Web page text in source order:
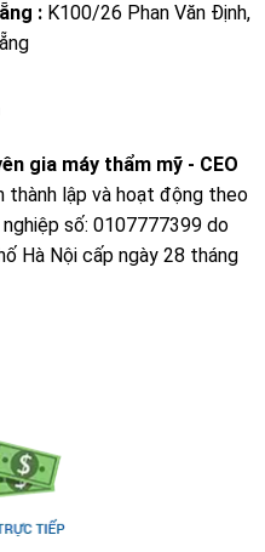
:K100/26 Phan Văn Định,
gia máy thẩm mỹ - CEO
thành lập và hoạt động theo
số: 0107777399 do
Hà Nội cấp ngày 28 tháng